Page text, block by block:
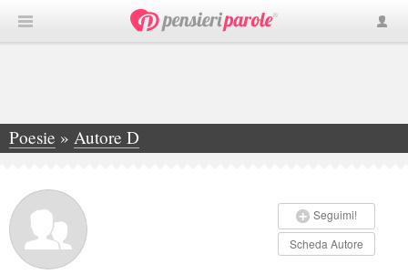
Poesie » Autore D
»Dario Motti
Seguimi!
Scheda Autore